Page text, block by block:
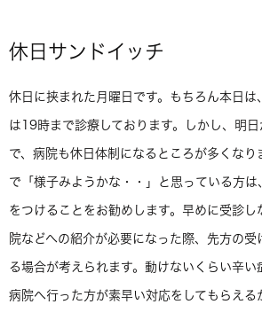
休日サンドイッチ
休日に挟まれた月曜日です。もちろん本日は
は19時まで診療しております。しかし、明
で、病院も休日体制になるところが多くなり
で「様子みようかな・・」と思っている方は
をつけることをお勧めします。早めに受診し
院などへの紹介が必要になった際、先方の受
る場合が考えられます。動けないくらい辛い
病院へ行った方が素早い対応をしてもらえる